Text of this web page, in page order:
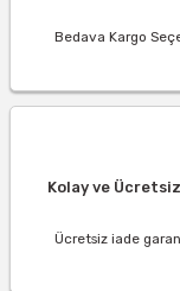
Bedava Kargo
Kolay ve
Ücretsiz iade